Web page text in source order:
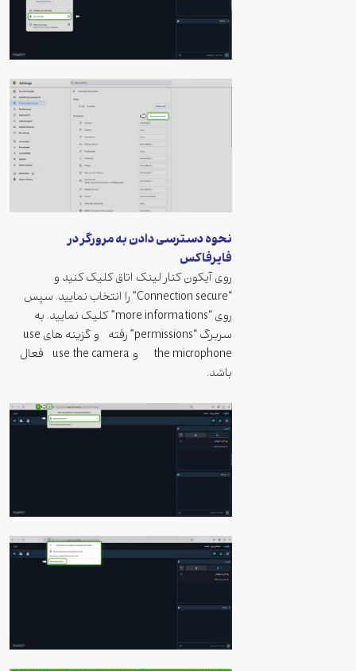
نحوه دسترسی دادن به مرورگر در
فایرفاکس
روی آیکون کنار لینک اتاق کلیک کنید و
“Connection secure” را انتخاب نمایید. سپس
روی “more informations” کلیک نمایید. به
سربرگ “permissions” رفته و گزینه های use
the microphone و use the camera فعال
باشد.